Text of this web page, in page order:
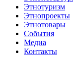
Этнотуризм
Этнопроекты
Этнотовары
События
Медиа
Контакты